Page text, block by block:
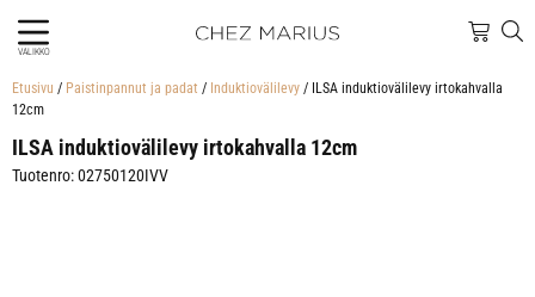
VALIKKO
Etusivu / Paistinpannut ja padat / Induktiovälilevy / ILSA induktiovälilevy irtokahvalla
12cm
ILSA induktiovälilevy irtokahvalla 12cm
Tuotenro: 02750120IVV